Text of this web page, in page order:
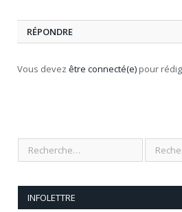
RÉPONDRE
Vous devez être connecté(e) pour
INFOLETTRE